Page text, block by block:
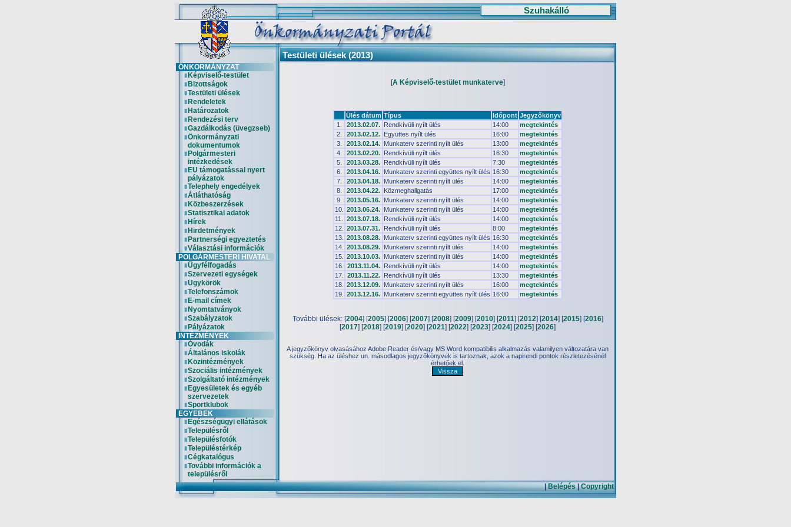
Szuhakálló
Testületi ülések (2013)
ÖNKORMÁNYZAT
Képviselő-testület
Bizottságok
Testületi ülések
Rendeletek
Határozatok
Rendezési terv
Gazdálkodás (üvegzseb)
Önkormányzati
dokumentumok
Polgármesteri
intézkedések
EU támogatással nyert
pályázatok
Telephely engedélyek
Átláthatóság
Közbeszerzések
Statisztikai adatok
Hírek
Hirdetmények
Partnerségi egyeztetés
Választási információk
POLGÁRMESTERI HIVATAL
Ügyfélfogadás
Szervezeti egységek
Ügykörök
Telefonszámok
E-mail címek
Nyomtatványok
Szabályzatok
Pályázatok
INTÉZMÉNYEK
Óvodák
Általános iskolák
Közintézmények
Szociális intézmények
Szolgáltató intézmények
Egyesületek és egyéb
szervezetek
Sportklubok
EGYEBEK
Egészségügyi ellátások
Településről
Településfotók
Településtérkép
Cégkatalógus
További információk a
településről
[A Képviselő-testület munkaterve]
Ülés dátum Típus Időpont Jegyzőkönyv
1.
2013.02.07. Rendkívüli nyílt ülés 14:00
megtekintés
2.
2013.02.12. Együttes nyílt ülés 16:00
megtekintés
3.
2013.02.14. Munkaterv szerinti nyílt ülés 13:00
megtekintés
4.
2013.02.20. Rendkívüli nyílt ülés 16:30
megtekintés
5.
2013.03.28. Rendkívüli nyílt ülés 7:30
megtekintés
6.
2013.04.16. Munkaterv szerinti együttes nyílt ülés 16:30
megtekintés
7.
2013.04.18. Munkaterv szerinti nyílt ülés 14:00
megtekintés
8.
2013.04.22. Közmeghallgatás 17:00
megtekintés
9.
2013.05.16. Munkaterv szerinti nyílt ülés 14:00
megtekintés
10.
2013.06.24. Munkaterv szerinti nyílt ülés 14:00
megtekintés
11.
2013.07.18. Rendkívüli nyílt ülés 14:00
megtekintés
12.
2013.07.31. Rendkívüli nyílt ülés 8:00
megtekintés
13.
2013.08.28. Munkaterv szerinti együttes nyílt ülés 16:30
megtekintés
14.
2013.08.29. Munkaterv szerinti nyílt ülés 14:00
megtekintés
15.
2013.10.03. Munkaterv szerinti nyílt ülés 14:00
megtekintés
16.
2013.11.04. Rendkívüli nyílt ülés 14:00
megtekintés
17.
2013.11.22. Rendkívüli nyílt ülés 13:30
megtekintés
18.
2013.12.09. Munkaterv szerinti nyílt ülés 16:00
megtekintés
19.
2013.12.16. Munkaterv szerinti együttes nyílt ülés 16:00 megtekintés
További ülések: [2004] [2005] [2006] [2007] [2008] [2009] [2010] [2011] [2012] [2014] [2015] [2016]
[2017] [2018] [2019] [2020] [2021] [2022] [2023] [2024] [2025] [2026]
A jegyzőkönyv olvasásához Adobe Reader és/vagy MS Word kompatibilis alkalmazás valamilyen változatára van
szükség. Ha az üléshez un. másodlagos jegyzőkönyvek is tartoznak, azok a napirendi pontok részletezésénél
érhetőek el.
|Belépés|Copyright